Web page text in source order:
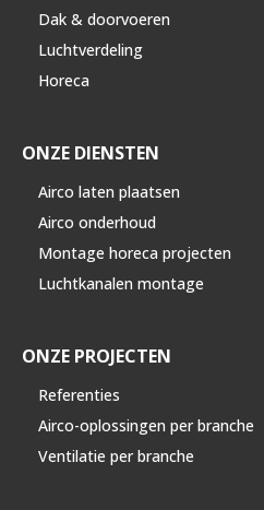
Dak & doorvoeren
Luchtverdeling
Horeca
ONZE DIENSTEN
Airco laten plaatsen
Airco onderhoud
Montage horeca projecten
Luchtkanalen montage
ONZE PROJECTEN
Referenties
Airco-oplossingen per branche
Ventilatie per branche